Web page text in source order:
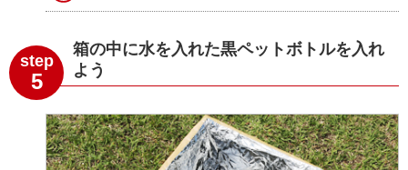
step
5
箱の中に水を入れた黒ペットボトルを入れ
よう